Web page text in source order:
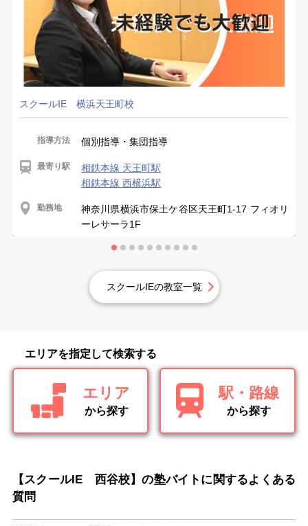
スクールIE 横浜天王町校
指導方法 個別指導・集団指導
最寄り駅
相鉄本線 天王町駅
相鉄本線 西横浜駅
勤務地
神奈川県横浜市保土ケ谷区天王町1-17 フィオリ
ーレサーラ1F
スクールIEの教室一覧
エリアを指定して検索する
エリア
から探す
駅・路線
から探す
【スクールIE 西谷校】の塾バイトに関するよくある
質問